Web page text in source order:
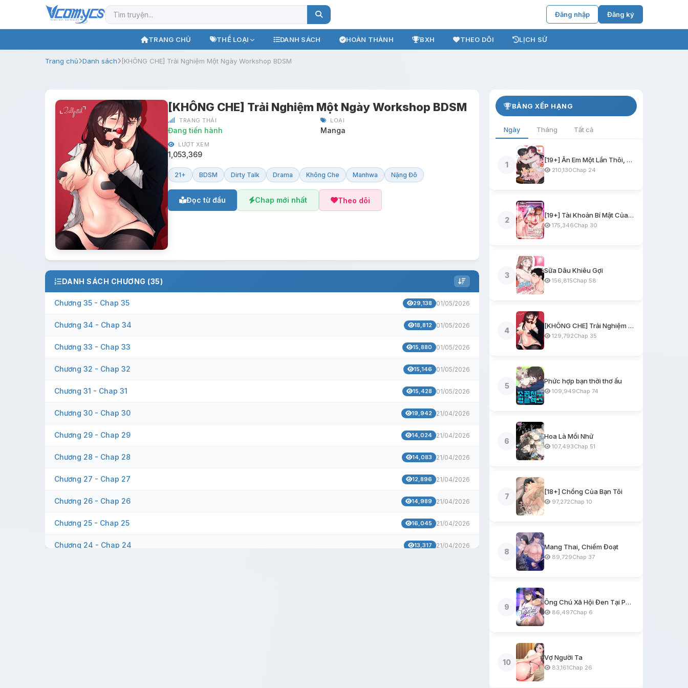
Đăng nhập Đăng ký
TRANG CHỦ THỂ LOẠI DANH SÁCH HOÀN THÀNH BXH THEO DÕI LỊCH SỬ
Trang chủ Danh sách [KHÔNG CHE] Trải Nghiệm Một Ngày Workshop BDSM
[KHÔNG CHE] Trải Nghiệm Một Ngày Workshop BDSM
TRẠNG THÁI
Đang tiến hành
LOẠI
Manga
LƯỢT XEM
1,053,369
21+ BDSM Dirty Talk Drama Không Che Manhwa Nặng Đô
Đọc từ đầu Chap mới nhất Theo dõi
DANH SÁCH CHƯƠNG (35)
Chương 35 - Chap 35 29,138 01/05/2026
Chương 34 - Chap 34 18,812 01/05/2026
Chương 33 - Chap 33 15,880 01/05/2026
Chương 32 - Chap 32 15,146 01/05/2026
Chương 31 - Chap 31 15,428 01/05/2026
Chương 30 - Chap 30 19,942 21/04/2026
Chương 29 - Chap 29 14,024 21/04/2026
Chương 28 - Chap 28 14,083 21/04/2026
Chương 27 - Chap 27 12,896 21/04/2026
Chương 26 - Chap 26 14,989 21/04/2026
Chương 25 - Chap 25 16,045 21/04/2026
Chương 24 - Chap 24 13,317 21/04/2026
BẢNG XẾP HẠNG
Ngày Tháng Tất cả
1
[19+] Ăn Em Một Lần Thôi, Oppa
210,130Chap 24
2
[19+] Tài Khoản Bí Mật Của Nữ Giáo Sư
175,346Chap 30
3
Sữa Dâu Khiêu Gợi
156,815Chap 58
4
[KHÔNG CHE] Trải Nghiệm Một Ngày Workshop BDSM
129,792Chap 35
5
Phức hợp bạn thời thơ ấu
109,949Chap 74
6
Hoa Là Mồi Nhử
107,493Chap 51
7
[18+] Chồng Của Bạn Tôi
97,272Chap 10
8
Mang Thai, Chiếm Đoạt
89,729Chap 37
9
Ông Chú Xã Hội Đen Tại Phòng Trọ
86,497Chap 6
10
Vợ Người Ta
83,161Chap 26